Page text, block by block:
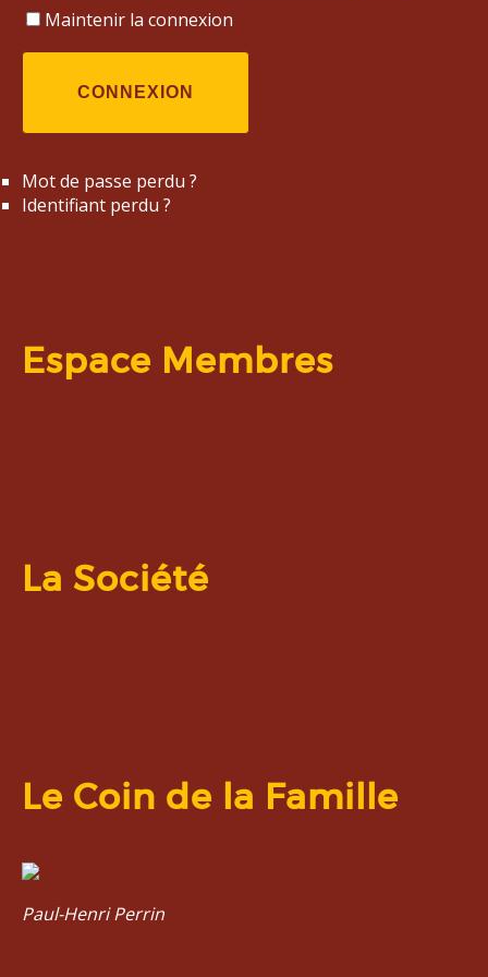
Maintenir la connexion
CONNEXION
Mot de passe perdu ?
Identifiant perdu ?
Espace Membres
La Société
Le Coin de la Famille
Paul-Henri Perrin